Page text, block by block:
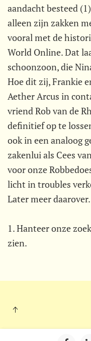
aandacht besteed
alleen zijn zakken
vooral met de
World Online. Dat
schoonzoon, die
Hoe dit zij, Frankie
Aether Arcus in
vriend Rob van de
definitief op te
ook in een analoog
zakenlui als Cees
voor onze
licht in troubles
Later meer
1. Hanteer onze
zien.